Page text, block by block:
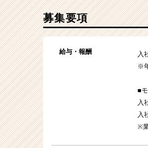
募集要項
給与・報酬
入
※
■
入
入
※